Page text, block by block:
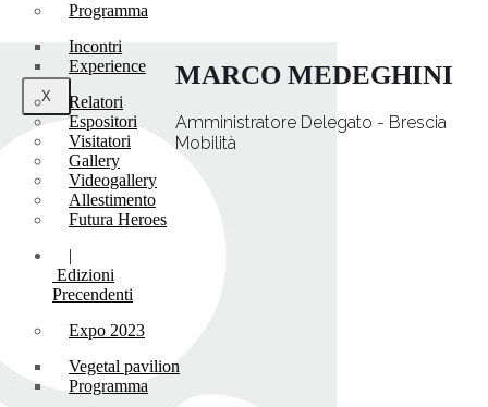
X
Programma
Incontri
Experience
Relatori
Espositori
Visitatori
Gallery
Videogallery
Allestimento
Futura Heroes
|
Edizioni
Precendenti
Expo 2023
Vegetal pavilion
Programma
MARCO MEDEGHINI
Amministratore Delegato - Brescia
Mobilità